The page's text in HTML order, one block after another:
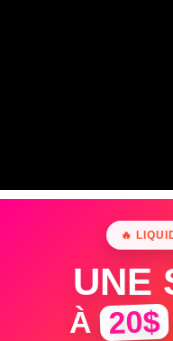
🔥
UNE
À 20$